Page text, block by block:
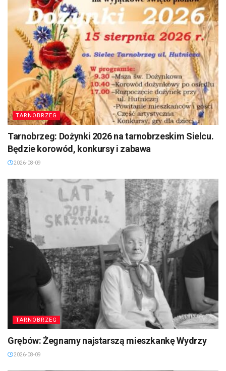
TARNOBRZEG
Tarnobrzeg: Dożynki 2026 na tarnobrzeskim Sielcu.
Będzie korowód, konkursy i zabawa
2026-08-09
TARNOBRZEG
Grębów: Żegnamy najstarszą mieszkankę Wydrzy
2026-08-09